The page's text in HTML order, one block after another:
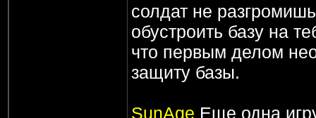
солдат не
обустроить базу на
что первым делом
защиту базы.
SunAge Еще одна